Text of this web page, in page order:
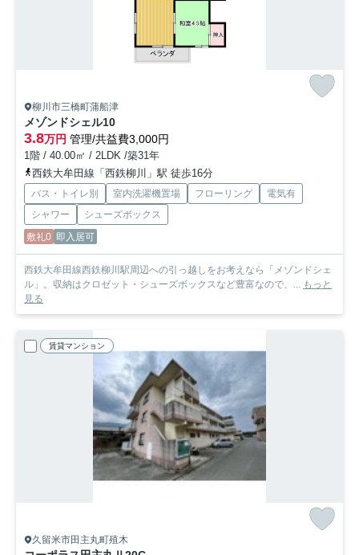
柳川市三橋町蒲船津
メゾンドシェル10
3.8万円 管理/共益費3,000円
1階 / 40.00㎡ / 2LDK /築31年
西鉄大牟田線「西鉄柳川」駅 徒歩16分
バス・トイレ別 室内洗濯機置場 フローリング
電気有
シャワー
シューズボックス
敷礼0 即入居可
西鉄大牟田線西鉄柳川駅周辺への引っ越しをお考えなら「メゾンドシェ
ル」。収納はクロゼット・シューズボックスなど豊富なので、...
もっと
見る
賃貸マンション
久留米市田主丸町殖木